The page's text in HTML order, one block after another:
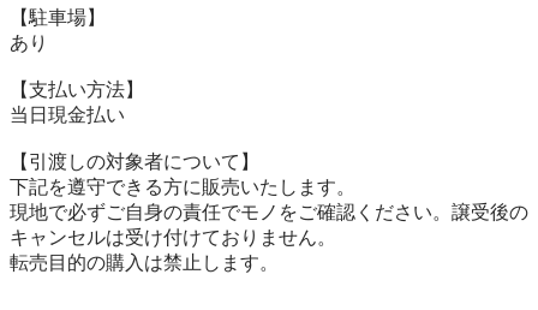
【駐⾞場】
あり
【⽀払い⽅法】
当日現金払い
【引渡しの対象者について】
下記を遵守できる⽅に販売いたします。
現地で必ずご⾃⾝の責任でモノをご確認ください。譲受後の
キャンセルは受け付けておりません。
転売⽬的の購⼊は禁⽌します。